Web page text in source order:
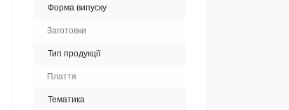
Форма випуску
Заготовки
Тип продукції
Плаття
Тематика